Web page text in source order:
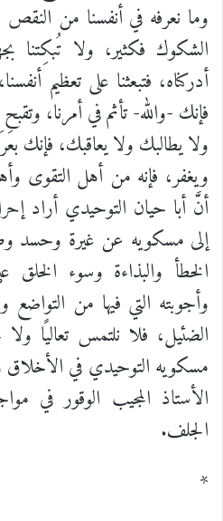
وما نعرفه في أنفسنا من النقص
الشكوك فكثير، ولا تُبكِتنا
أدركناه، فتبعثنا على تعظيم
فإنك -والله- تأثم في أمرنا،
ولا يطالبك ولا يعاقبك، فإنك
ويغفر، فإنه من أهل التقوى
أنَّ أبا حيان التوحيدي أراد
إلى مسكويه عن غيرة وحسد
الخطأ والبذاءة وسوء
وأجوبته التي فيها من التواضع
الضئيل، فلا نلتمس تعاليًا ولا
مسكويه التوحيدي في الأخلاق
الأستاذ المجيب الوقور في
الجلف.
*